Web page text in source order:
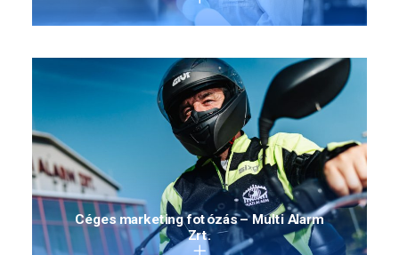
Céges marketing fotózás – Multi Alarm
Zrt.